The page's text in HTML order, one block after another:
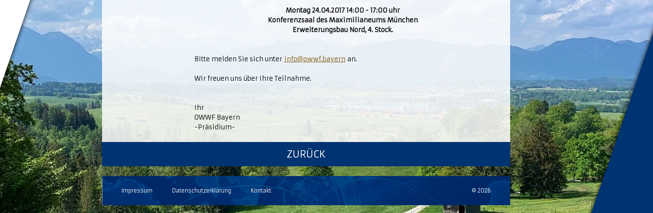
Montag 24.04.2017 14:00 - 17:00 uhr
Konferenzsaal des Maximilianeums München
Erweiterungsbau Nord, 4. Stock.
Bitte melden Sie sich unter info@owwf.bayern an.
Wir freuen uns über Ihre Teilnahme.
Ihr
OWWF Bayern
-Präsidium-
ZURÜCK
Impressum Datenschutzerklärung Kontakt © 2026